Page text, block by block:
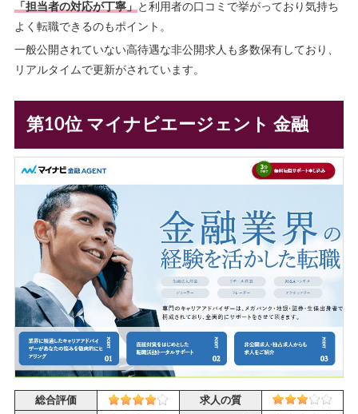
「担当者の対応が丁寧」と利用者の口コミで挙がっており気持ち
よく転職できるのもポイント。
一般公開されていない高待遇な非公開求人も多数保有しており、
リアルタイムで更新がされています。
第10位 マイナビエージェント 金融
総合評価
求人の質